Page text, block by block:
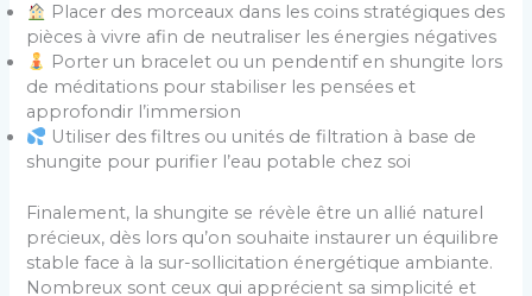
Placer des morceaux dans les coins stratégiques des
pièces à vivre afin de neutraliser les énergies négatives
Porter un bracelet ou un pendentif en shungite lors
de méditations pour stabiliser les pensées et
approfondir l’immersion
Utiliser des filtres ou unités de filtration à base de
shungite pour purifier l’eau potable chez soi
Finalement, la shungite se révèle être un allié naturel
précieux, dès lors qu’on souhaite instaurer un équilibre
stable face à la sur-sollicitation énergétique ambiante.
Nombreux sont ceux qui apprécient sa simplicité et